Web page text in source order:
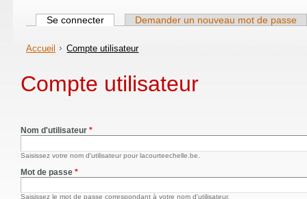
Onglets principaux
Se connecter(onglet actif)Demander un nouveau mot de passe
Accueil Compte utilisateur
Compte utilisateur
Nom d'utilisateur *
Saisissez votre nom d'utilisateur pour lacourteechelle.be.
Mot de passe *
Saisissez le mot de passe correspondant à votre nom d'utilisateur.